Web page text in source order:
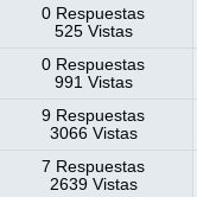
0 Respuestas
525 Vistas
0 Respuestas
991 Vistas
9 Respuestas
3066 Vistas
7 Respuestas
2639 Vistas